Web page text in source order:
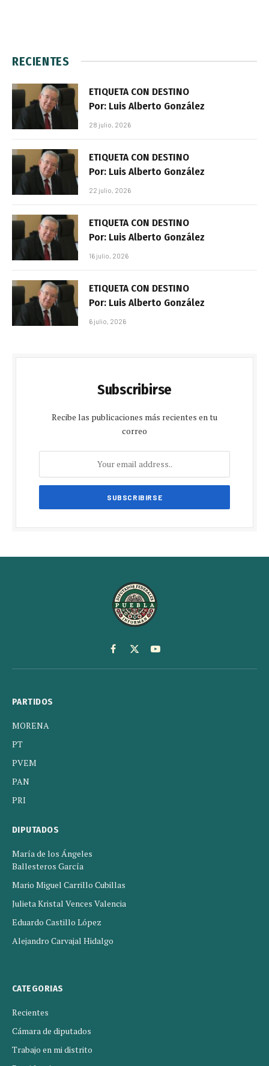
RECIENTES
ETIQUETA CON DESTINO
Por: Luis Alberto González
28 julio, 2026
ETIQUETA CON DESTINO
Por: Luis Alberto González
22 julio, 2026
ETIQUETA CON DESTINO
Por: Luis Alberto González
16 julio, 2026
ETIQUETA CON DESTINO
Por: Luis Alberto González
6 julio, 2026
Subscribirse
Recibe las publicaciones más recientes en tu
correo
Facebook
X
(Twitter)
YouTube
PARTIDOS
MORENA
PT
PVEM
PAN
PRI
DIPUTADOS
María de los Ángeles
Ballesteros García
Mario Miguel Carrillo Cubillas
Julieta Kristal Vences Valencia
Eduardo Castillo López
Alejandro Carvajal Hidalgo
CATEGORIAS
Recientes
Cámara de diputados
Trabajo en mi distrito